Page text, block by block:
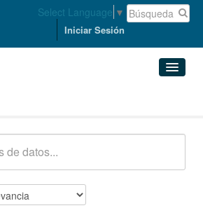
Select Language ▼
Iniciar Sesión